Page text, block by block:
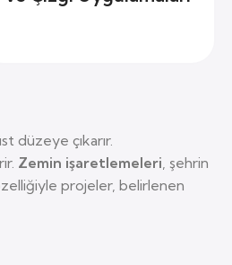
düzeye çıkarır.
Zemin işaretlemeleri, şehrin
projeler, belirlenen